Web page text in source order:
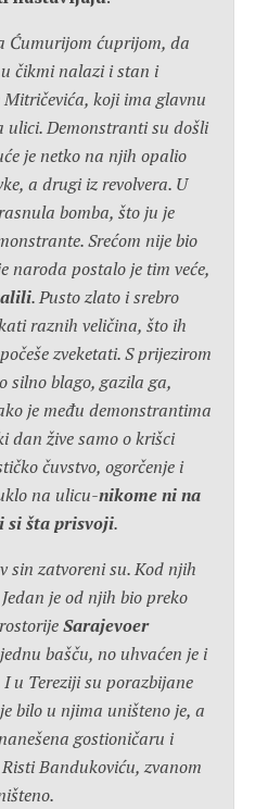
Ćumurijom ćuprijom, da
čikmi nalazi i stan i
koji ima glavnu
ulici. Demonstranti su došli
je netko na njih opalio
a drugi iz revolvera. U
bomba, što ju je
Srećom nije bio
naroda postalo je tim veće,
. Pusto zlato i srebro
raznih veličina, što ih
zveketati. S prijezirom
silno blago, gazila ga,
je među demonstrantima
dan žive samo o krišci
čuvstvo, ogorčenje i
na ulicu-nikome ni na
si šta prisvoji.
sin zatvoreni su. Kod njih
je od njih bio preko
Sarajevoer
bašču, no uhvaćen je i
u Tereziji su porazbijane
bilo u njima uništeno je, a
gostioničaru i
Bandukoviću, zvanom